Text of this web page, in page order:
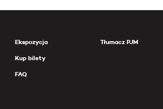
Ekspozycja
Kup bilety
FAQ
Tłumacz PJM